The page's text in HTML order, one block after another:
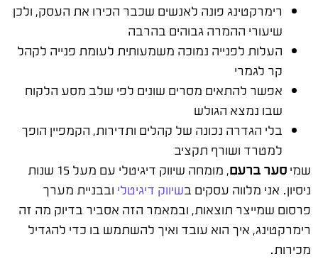
רימרקטינג פונה לאנשים שכבר הכירו את העסק, ולכן
שיעורי ההמרה גבוהים בהרבה
העלות לפנייה נמוכה משמעותית לעומת פנייה לקהל
קר לגמרי
אפשר להתאים מסרים שונים לפי שלב מסע הלקוח
שבו נמצא הגולש
בלי הגדרה נכונה של קהלים ותדירות, הקמפיין הופך
למטרד ושורף תקציב
שמיסער ברעם
, מומחה שיווק דיגיטלי עם מעל 15 שנות
ניסיון. אני מלווה עסקים בשיווק דיגיטלי ובבניית מערך
פרסום שמייצר תוצאות, ובמאמר הזה אסביר בדיוק מה זה
רימרקטינג, איך הוא עובד ואיך להשתמש בו כדי להגדיל
מכירות.